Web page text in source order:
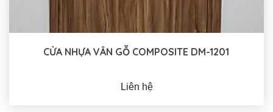
CỬA NHỰA VÂN GỖ COMPOSITE DM-1201
Liên hệ